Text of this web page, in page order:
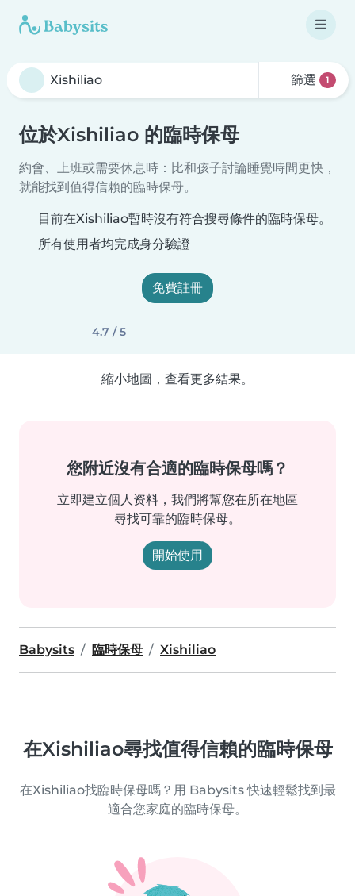
篩選 1
位於Xishiliao 的臨時保母
約會、上班或需要休息時：比和孩子討論睡覺時間更快，
就能找到值得信賴的臨時保母。
目前在Xishiliao暫時沒有符合搜尋條件的臨時保母。
所有使用者均完成身分驗證
免費註冊
4.7 / 5
縮小地圖，查看更多結果。
您附近沒有合適的臨時保母嗎？
立即建立個人资料，我們將幫您在所在地區
尋找可靠的臨時保母。
開始使用
Babysits 臨時保母 Xishiliao
在Xishiliao尋找值得信賴的臨時保母
在Xishiliao找臨時保母嗎？用 Babysits 快速輕鬆找到最
適合您家庭的臨時保母。